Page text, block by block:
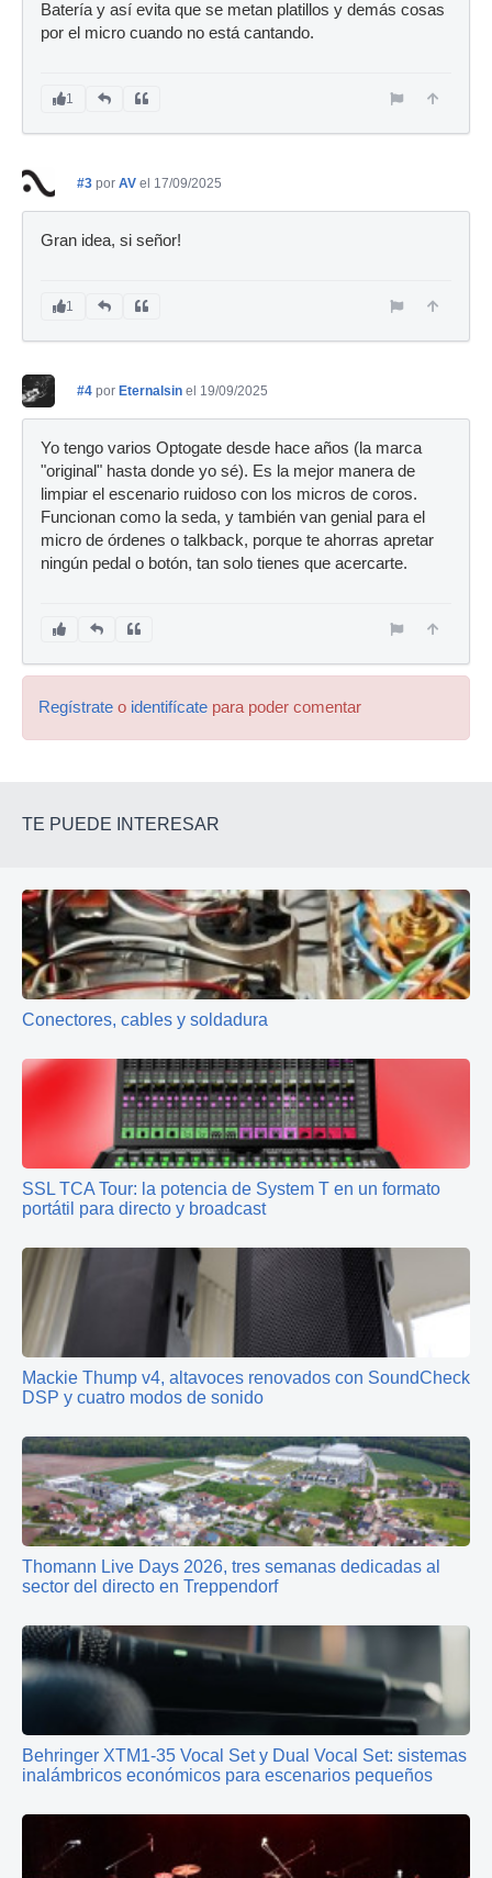
Batería y así evita que se metan platillos y demás cosas
por el micro cuando no está cantando.
1
#3 por AV el 17/09/2025
Gran idea, si señor!
1
#4 por Eternalsin el 19/09/2025
Yo tengo varios Optogate desde hace años (la marca
"original" hasta donde yo sé). Es la mejor manera de
limpiar el escenario ruidoso con los micros de coros.
Funcionan como la seda, y también van genial para el
micro de órdenes o talkback, porque te ahorras apretar
ningún pedal o botón, tan solo tienes que acercarte.
Regístrate o identifícate para poder comentar
TE PUEDE INTERESAR
Conectores, cables y soldadura
SSL TCA Tour: la potencia de System T en un formato
portátil para directo y broadcast
Mackie Thump v4, altavoces renovados con SoundCheck
DSP y cuatro modos de sonido
Thomann Live Days 2026, tres semanas dedicadas al
sector del directo en Treppendorf
Behringer XTM1‑35 Vocal Set y Dual Vocal Set: sistemas
inalámbricos económicos para escenarios pequeños